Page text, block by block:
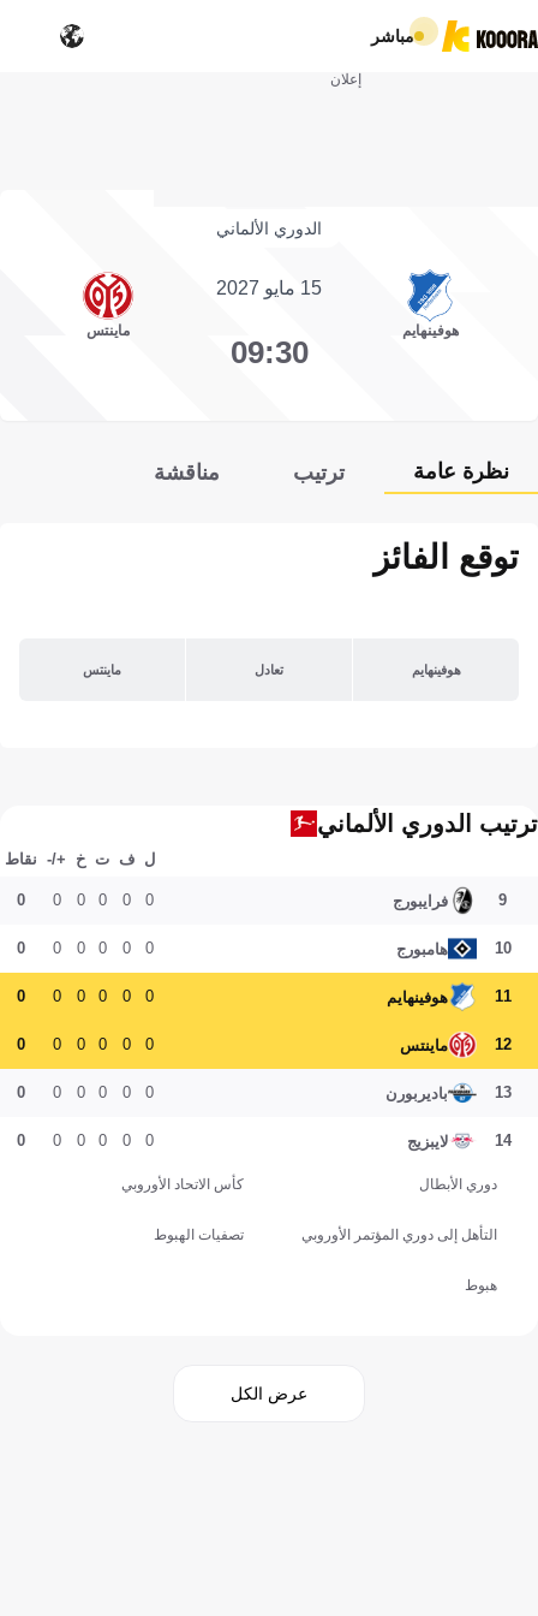
مباشر
إعلان
الدوري الألماني
هوفينهايم
15 مايو 2027
09:30
ماينتس
نظرة عامة ترتيب مناقشة
توقع الفائز
هوفينهايم تعادل ماينتس
ترتيب الدوري الألماني
ل ف ت خ +/- نقاط
9 فرايبورج 0
0
0
0
0
0
10 هامبورج 0
0
0
0
0
0
11 هوفينهايم 0
0
0
0
0
0
12 ماينتس 0
0
0
0
0
0
13 باديربورن 0
0
0
0
0
0
14 لايبزيج 0
0
0
0
0
0
دوري الأبطال كأس الاتحاد الأوروبي
التأهل إلى دوري المؤتمر الأوروبي تصفيات الهبوط
هبوط
عرض الكل